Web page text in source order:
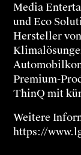
Media
und Eco
Hersteller
Premium-
ThinQ mit
Weitere
https://